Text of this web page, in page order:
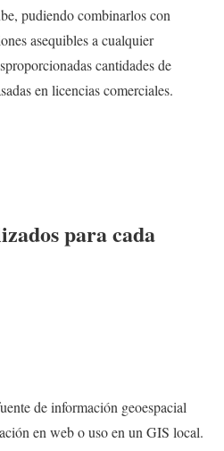
pudiendo combinarlos con
asequibles a cualquier
cantidades de
en licencias comerciales.
para cada
de información geoespacial
en web o uso en un GIS local.